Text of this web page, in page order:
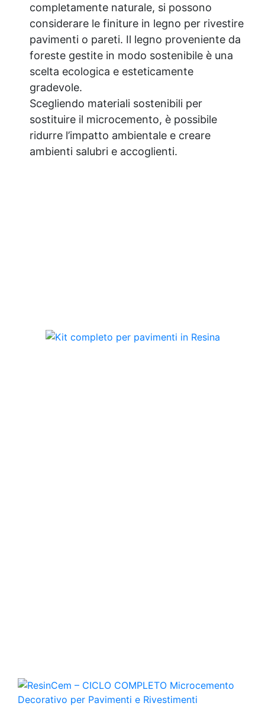
completamente naturale, si possono
considerare le finiture in legno per rivestire
pavimenti o pareti. Il legno proveniente da
foreste gestite in modo sostenibile è una
scelta ecologica e esteticamente
gradevole.
Scegliendo materiali sostenibili per
sostituire il microcemento, è possibile
ridurre l’impatto ambientale e creare
ambienti salubri e accoglienti.